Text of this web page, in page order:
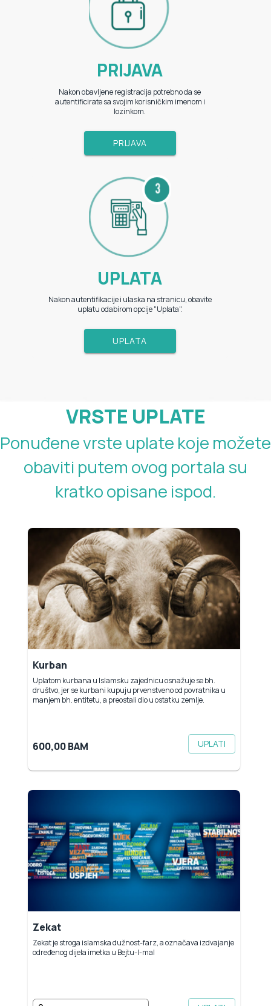
PRIJAVA
Nakon obavljene registracija potrebno da se
autentificirate sa svojim korisničkim imenom i
lozinkom.
PRIJAVA
UPLATA
Nakon autentifikacije i ulaska na stranicu, obavite
uplatu odabirom opcije "Uplata".
UPLATA
VRSTE UPLATE
Ponuđene vrste uplate koje možete
obaviti putem ovog portala su
kratko opisane ispod.
Kurban
Uplatom kurbana u Islamsku zajednicu osnažuje se bh.
društvo, jer se kurbani kupuju prvenstveno od povratnika u
manjem bh. entitetu, a preostali dio u ostatku zemlje.
600,00BAM UPLATI
Zekat
Zekat je stroga islamska dužnost-farz, a označava izdvajanje
određenog dijela imetka u Bejtu-l-mal